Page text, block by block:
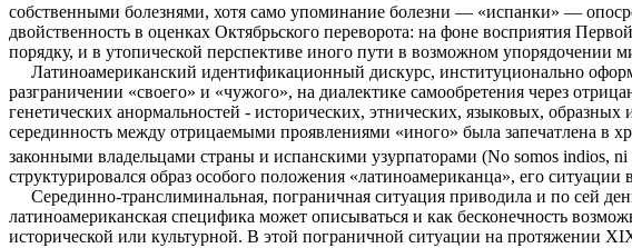
собственными болезнями, хотя само упоминание болезни — «испанки» —
двойственность в оценках Октябрьского переворота: на фоне восприятия
порядку, и в утопической перспективе иного пути в возможном упорядочении
Латиноамериканский идентификационный дискурс, институционально
разграничении «своего» и «чужого», на диалектике самообретения через
генетических анормальностей - исторических, этнических, языковых,
серединность между отрицаемыми проявлениями «иного» была запечатлена
законными владельцами страны и испанскими узурпаторами (No somos indios, ni
структурировался образ особого положения «латиноамериканца», его
Серединно-транслиминальная, пограничная ситуация приводила и по сей
латиноамериканская специфика может описываться и как бесконечность
исторической или культурной. В этой пограничной ситуации на протяжении